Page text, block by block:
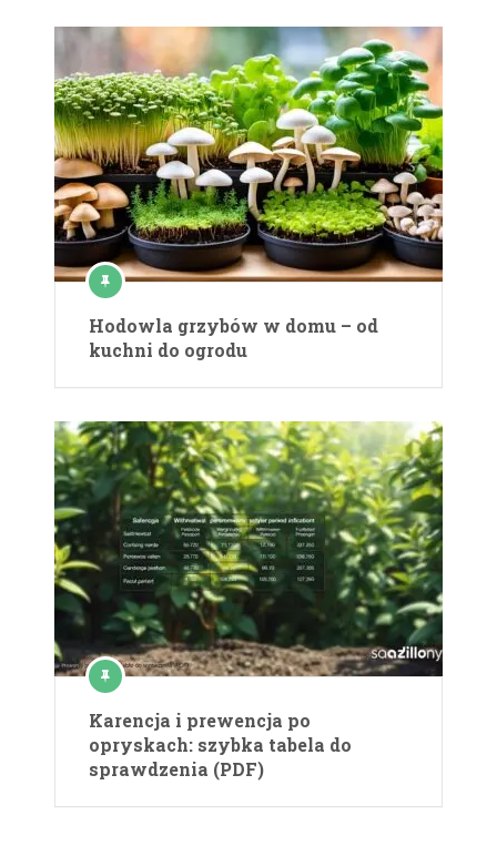
Hodowla grzybów w domu – od
kuchni do ogrodu
Karencja i prewencja po
opryskach: szybka tabela do
sprawdzenia (PDF)